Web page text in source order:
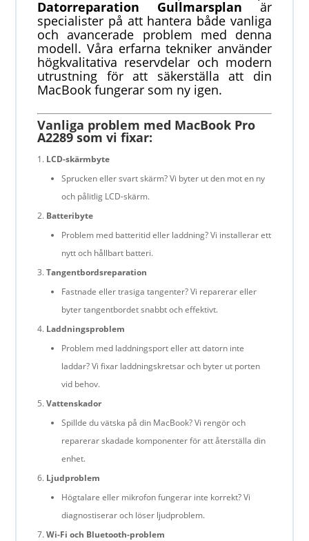
Datorreparation Gullmarsplan är
specialister på att hantera både vanliga
och avancerade problem med denna
modell. Våra erfarna tekniker använder
högkvalitativa reservdelar och modern
utrustning för att säkerställa att din
MacBook fungerar som ny igen.
Vanliga problem med MacBook Pro
A2289 som vi fixar:
LCD-skärmbyte
Sprucken eller svart skärm? Vi byter ut den mot en ny
och pålitlig LCD-skärm.
Batteribyte
Problem med batteritid eller laddning? Vi installerar ett
nytt och hållbart batteri.
Tangentbordsreparation
Fastnade eller trasiga tangenter? Vi reparerar eller
byter tangentbordet snabbt och effektivt.
Laddningsproblem
Problem med laddningsport eller att datorn inte
laddar? Vi fixar laddningskretsar och byter ut porten
vid behov.
Vattenskador
Spillde du vätska på din MacBook? Vi rengör och
reparerar skadade komponenter för att återställa din
enhet.
Ljudproblem
Högtalare eller mikrofon fungerar inte korrekt? Vi
diagnostiserar och löser ljudproblem.
Wi-Fi och Bluetooth-problem